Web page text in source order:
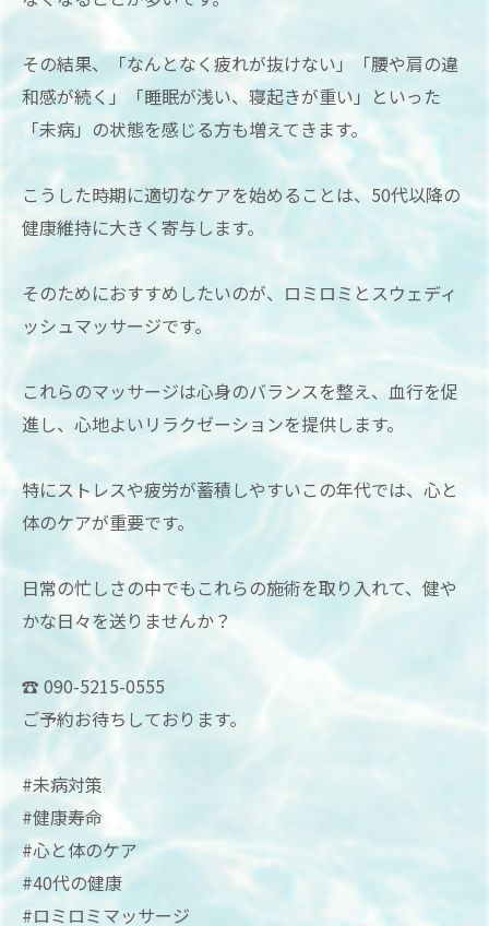
その結果、「なんとなく疲れが抜けない」「腰や肩の違
和感が続く」「睡眠が浅い、寝起きが重い」といった
「未病」の状態を感じる方も増えてきます。
こうした時期に適切なケアを始めることは、50代以降の
健康維持に大きく寄与します。
そのためにおすすめしたいのが、ロミロミとスウェディ
ッシュマッサージです。
これらのマッサージは心身のバランスを整え、血行を促
進し、心地よいリラクゼーションを提供します。
特にストレスや疲労が蓄積しやすいこの年代では、心と
体のケアが重要です。
日常の忙しさの中でもこれらの施術を取り入れて、健や
かな日々を送りませんか？
☎ 090-5215-0555
ご予約お待ちしております。
#未病対策
#健康寿命
#心と体のケア
#40代の健康
#ロミロミマッサージ